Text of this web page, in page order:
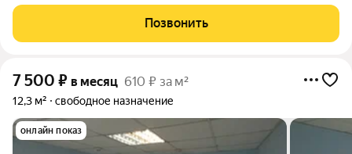
современном жилом комплексе комфорт-класса
«Центральный» (г. Сыктывкар, ул. Петрозаводская,
Позвонить
7 500 ₽ в месяц 610 ₽ за м²
12,3 м² свободное назначение
онлайн показ